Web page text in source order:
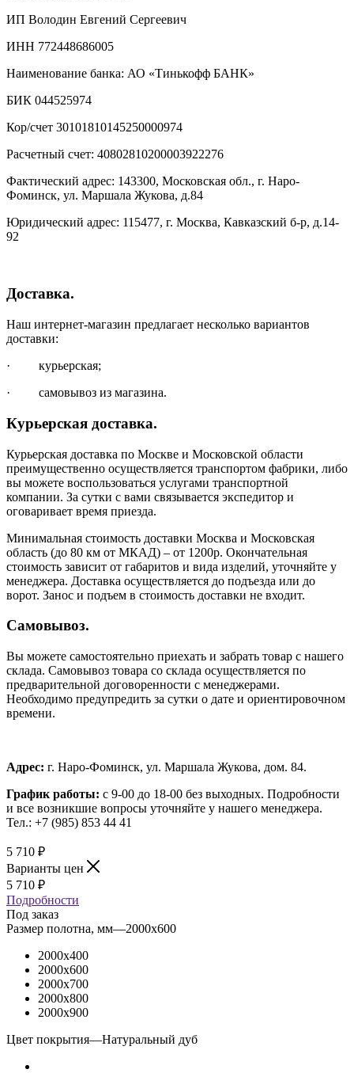
ИП Володин Евгений Сергеевич
ИНН 772448686005
Наименование банка: АО «Тинькофф БАНК»
БИК 044525974
Кор/счет 30101810145250000974
Расчетный счет: 40802810200003922276
Фактический адрес: 143300, Московская обл., г. Наро-
Фоминск, ул. Маршала Жукова, д.84
Юридический адрес: 115477, г. Москва, Кавказский б-р, д.14-
92
Доставка.
Наш интернет-магазин предлагает несколько вариантов
доставки:
· курьерская;
· самовывоз из магазина.
Курьерская доставка.
Курьерская доставка по Москве и Московской области
преимущественно осуществляется транспортом фабрики, либо
вы можете воспользоваться услугами транспортной
компании. За сутки с вами связывается экспедитор и
оговаривает время приезда.
Минимальная стоимость доставки Москва и Московская
область (до 80 км от МКАД) – от 1200р. Окончательная
стоимость зависит от габаритов и вида изделий, уточняйте у
менеджера. Доставка осуществляется до подъезда или до
ворот. Занос и подъем в стоимость доставки не входит.
Самовывоз.
Вы можете самостоятельно приехать и забрать товар с нашего
склада. Самовывоз товара со склада осуществляется по
предварительной договоренности с менеджерами.
Необходимо предупредить за сутки о дате и ориентировочном
времени.
Адрес: г. Наро-Фоминск, ул. Маршала Жукова, дом. 84.
График работы: с 9-00 до 18-00 без выходных. Подробности
и все возникшие вопросы уточняйте у нашего менеджера.
Тел.: +7 (985) 853 44 41
5 710 ₽
Варианты цен
5 710 ₽
Подробности
Под заказ
Размер полотна, мм—2000x600
2000x400
2000x600
2000x700
2000x800
2000x900
Цвет покрытия—Натуральный дуб